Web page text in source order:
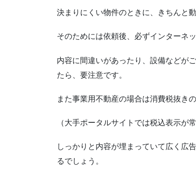
決まりにくい物件のときに、きちんと
そのためには依頼後、必ずインターネ
内容に間違いがあったり、設備などが
たら、要注意です。
また事業用不動産の場合は消費税抜き
（大手ポータルサイトでは税込表示が
しっかりと内容が埋まっていて広く広
るでしょう。